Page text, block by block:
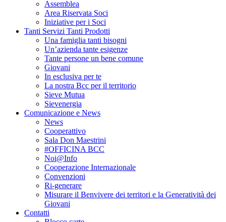
Assemblea
Area Riservata Soci
Iniziative per i Soci
Tanti Servizi Tanti Prodotti
Una famiglia tanti bisogni
Un’azienda tante esigenze
Tante persone un bene comune
Giovani
In esclusiva per te
La nostra Bcc per il territorio
Sieve Mutua
Sievenergia
Comunicazione e News
News
Cooperattivo
Sala Don Maestrini
#OFFICINA BCC
Noi@Info
Cooperazione Internazionale
Convenzioni
Ri-generare
Misurare il Benvivere dei territori e la Generatività dei
Giovani
Contatti